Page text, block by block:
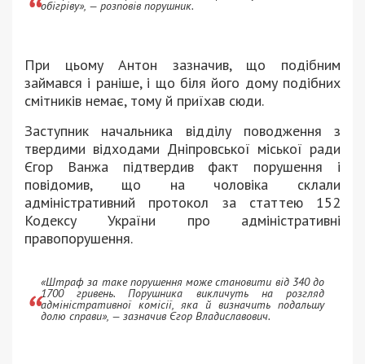
обігріву», — розповів порушник.
При цьому Антон зазначив, що подібним
займався і раніше, і що біля його дому подібних
смітників немає, тому й приїхав сюди.
Заступник начальника відділу поводження з
твердими відходами Дніпровської міської ради
Єгор Ванжа підтвердив факт порушення і
повідомив, що на чоловіка склали
адміністративний протокол за статтею 152
Кодексу України про адміністративні
правопорушення.
«Штраф за таке порушення може становити від 340 до
1700 гривень. Порушника викличуть на розгляд
адміністративної комісії, яка й визначить подальшу
долю справи», — зазначив Єгор Владиславович.